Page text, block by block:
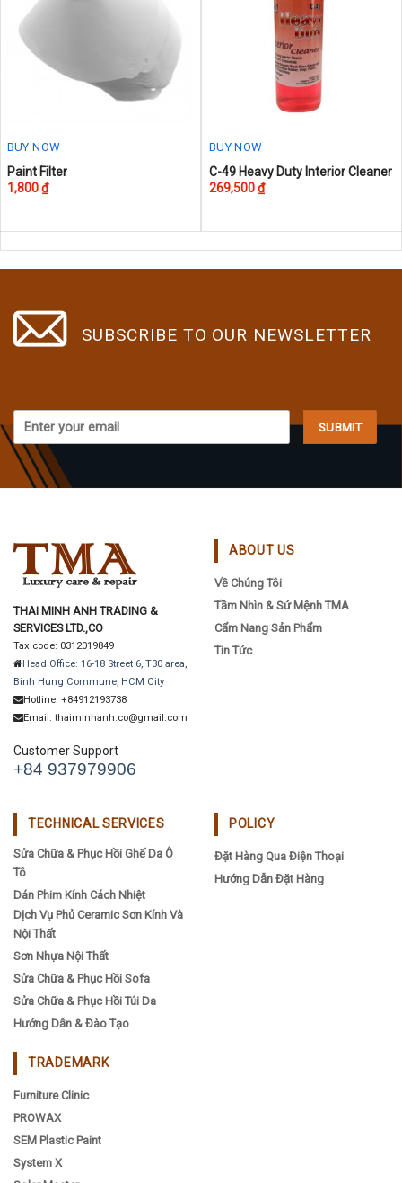
BUY NOW
Paint Filter
1,800₫
BUY NOW
This
product
multiple
variants.
be
page
C-49 Heavy Duty Interior Cleaner
269,500₫
SUBSCRIBE TO OUR NEWSLETTER
THAI MINH ANH TRADING &
SERVICES LTD.,CO
Tax code: 0312019849
Head Office: 16-18 Street 6, T30 area,
Binh Hung Commune, HCM City
Hotline: +84912193738
Email: thaiminhanh.co@gmail.com
Customer Support
+84 937979906
ABOUT US
Về Chúng Tôi
Tầm Nhìn & Sứ Mệnh TMA
Cẩm Nang Sản Phẩm
Tin Tức
TECHNICAL SERVICES
Sửa Chữa & Phục Hồi Ghế Da Ô
Tô
Dán Phim Kính Cách Nhiệt
Dịch Vụ Phủ Ceramic Sơn Kính Và
Nội Thất
Sơn Nhựa Nội Thất
Sửa Chữa & Phục Hồi Sofa
Sửa Chữa & Phục Hồi Túi Da
Hướng Dẫn & Đào Tạo
POLICY
Đặt Hàng Qua Điện Thoại
Hướng Dẫn Đặt Hàng
TRADEMARK
Furniture Clinic
PROWAX
SEM Plastic Paint
System X